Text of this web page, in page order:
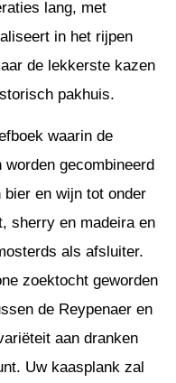
lang, met
in het rijpen
de lekkerste kazen
pakhuis.
waarin de
gecombineerd
en wijn tot onder
sherry en madeira en
als afsluiter.
zoektocht geworden
de Reypenaer en
aan dranken
Uw kaasplank zal